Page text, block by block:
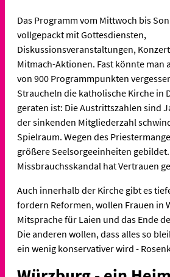
Das Programm vom Mittwoch bis
vollgepackt mit Gottesdiensten,
Diskussionsveranstaltungen,
Mitmach-Aktionen. Fast könnte man
von 900 Programmpunkten
Straucheln die katholische Kirche in
geraten ist: Die Austrittszahlen sind
der sinkenden Mitgliederzahl
Spielraum. Wegen des
größere Seelsorgeeinheiten
Missbrauchsskandal hat Vertrauen
Auch innerhalb der Kirche gibt es
fordern Reformen, wollen Frauen in
Mitsprache für Laien und das Ende
Die anderen wollen, dass alles so
ein wenig konservativer wird -